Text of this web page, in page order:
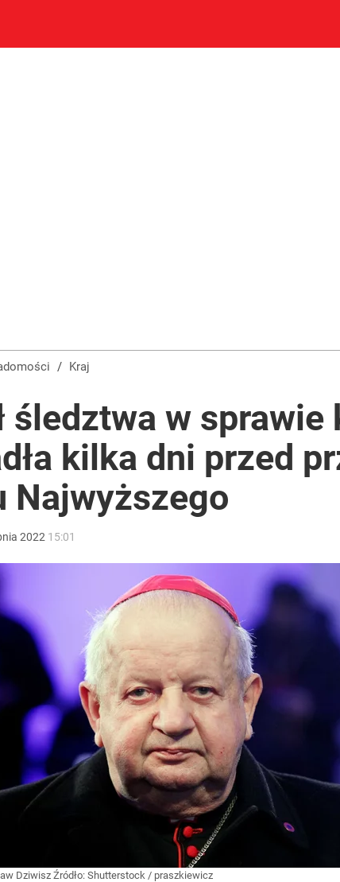
/ Kraj
śledztwa w
kilka dni przed
Najwyższego
2022 15:01
Dziwisz Źródło: Shutterstock / praszkiewicz